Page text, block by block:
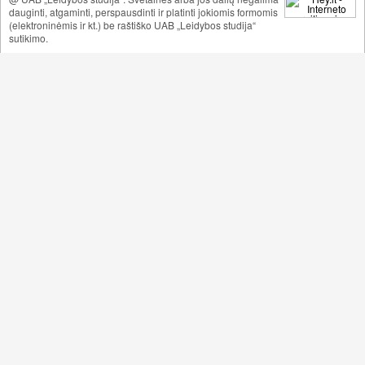
dauginti, atgaminti, perspausdinti ir platinti jokiomis formomis
(elektroninėmis ir kt.) be raštiško UAB „Leidybos studija“
sutikimo.